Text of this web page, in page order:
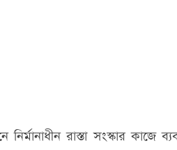
রাস্তা সংস্কার কাজে